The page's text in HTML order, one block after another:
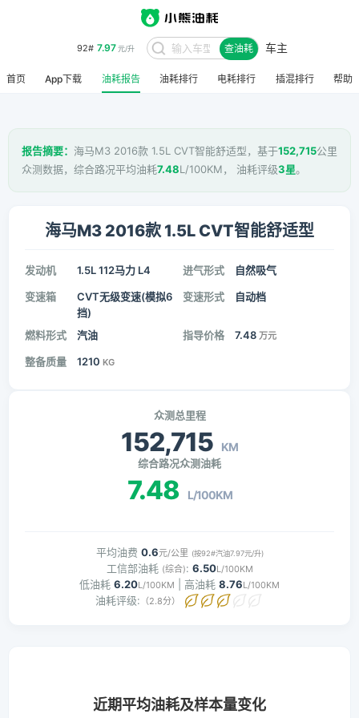
92# 7.97元/升 查油耗 车主
首页 App下载 油耗报告 油耗排行 电耗排行 插混排行 帮助
报告摘要： 海马M3 2016款 1.5L CVT智能舒适型，基于152,715公里
众测数据，综合路况平均油耗7.48L/100KM， 油耗评级3星。
海马M3 2016款 1.5L CVT智能舒适型
发动机 1.5L 112马力 L4 进气形式 自然吸气
变速箱
CVT无级变速(模拟6
挡)
变速形式 自动档
燃料形式 汽油 指导价格 7.48 万元
整备质量 1210 KG
众测总里程
152,715 KM
综合路况众测油耗
7.48 L/100KM
平均油费 0.6元/公里 (按92#汽油7.97元/升)
工信部油耗 (综合): 6.50L/100KM
低油耗 6.20L/100KM | 高油耗 8.76L/100KM
油耗评级: （2.8分）